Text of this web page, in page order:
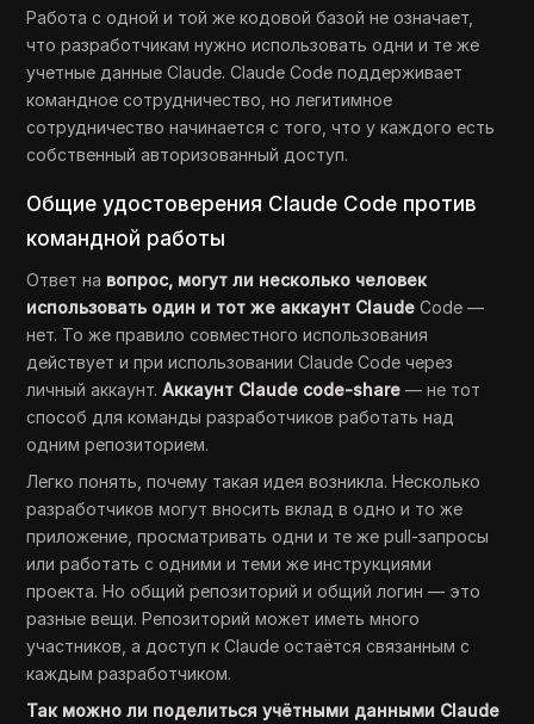
Работа с одной и той же кодовой базой не означает,
что разработчикам нужно использовать одни и те же
учетные данные Claude. Claude Code поддерживает
командное сотрудничество, но легитимное
сотрудничество начинается с того, что у каждого есть
собственный авторизованный доступ.
Общие удостоверения Claude Code против
командной работы
Ответ на вопрос, могут ли несколько человек
использовать один и тот же аккаунт Claude Code —
нет. То же правило совместного использования
действует и при использовании Claude Code через
личный аккаунт.Аккаунт Claude code-share — не тот
способ для команды разработчиков работать над
одним репозиторием.
Легко понять, почему такая идея возникла. Несколько
разработчиков могут вносить вклад в одно и то же
приложение, просматривать одни и те же pull-запросы
или работать с одними и теми же инструкциями
проекта. Но общий репозиторий и общий логин — это
разные вещи. Репозиторий может иметь много
участников, а доступ к Claude остаётся связанным с
каждым разработчиком.
Так можно ли поделиться учётными данными Claude